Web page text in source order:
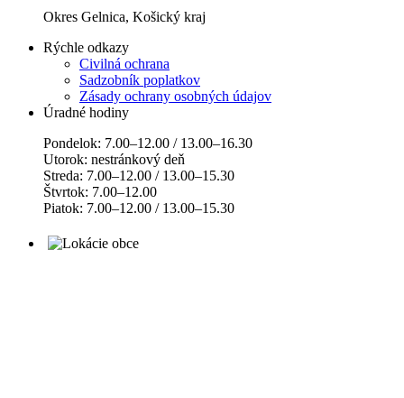
Okres Gelnica, Košický kraj
Rýchle odkazy
Civilná ochrana
Sadzobník poplatkov
Zásady ochrany osobných údajov
Úradné hodiny
Pondelok: 7.00–12.00 / 13.00–16.30
Utorok: nestránkový deň
Streda: 7.00–12.00 / 13.00–15.30
Štvrtok: 7.00–12.00
Piatok: 7.00–12.00 / 13.00–15.30